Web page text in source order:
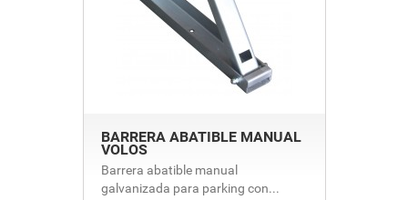
BARRERA ABATIBLE MANUAL
VOLOS
Barrera abatible manual
galvanizada para parking con...